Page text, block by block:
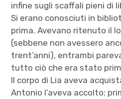
infine sugli scaffali pieni di
Si erano conosciuti in
prima. Avevano ritenuto il
(sebbene non avessero
trent’anni), entrambi
tutto ciò che era stato
Il corpo di Lia aveva
Antonio l’aveva accolto: